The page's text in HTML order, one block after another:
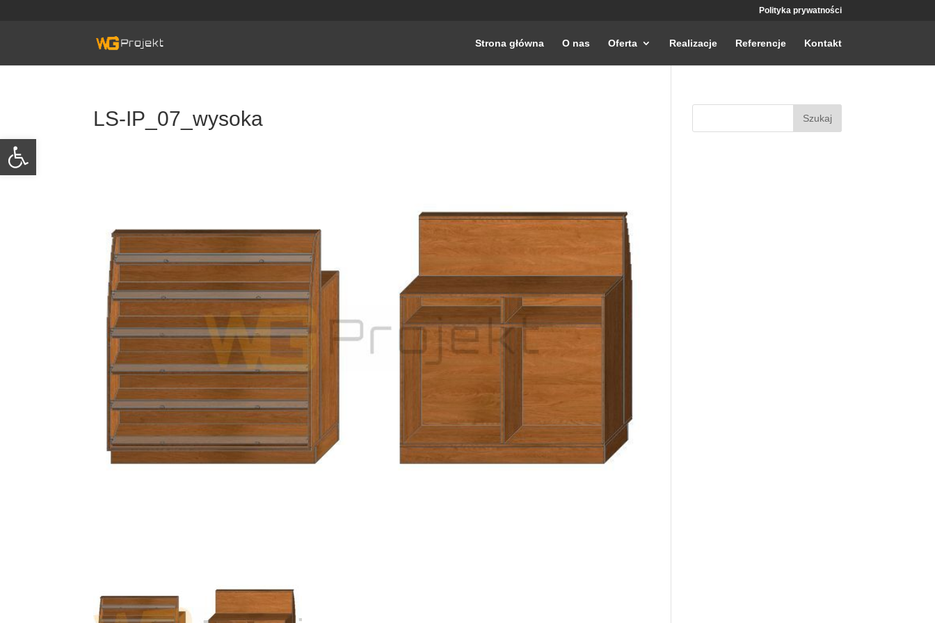
Otwórz pasek narzędzi
Polityka prywatności
Strona główna O nas Oferta Realizacje Referencje Kontakt
LS-IP_07_wysoka Szukaj: